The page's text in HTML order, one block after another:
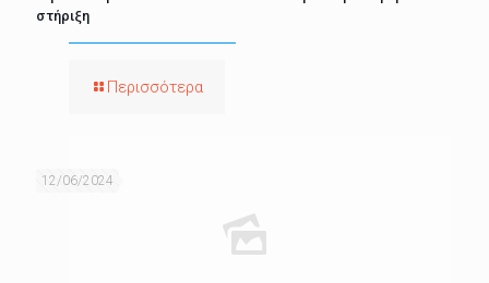
στήριξη
Περισσότερα
12/06/2024